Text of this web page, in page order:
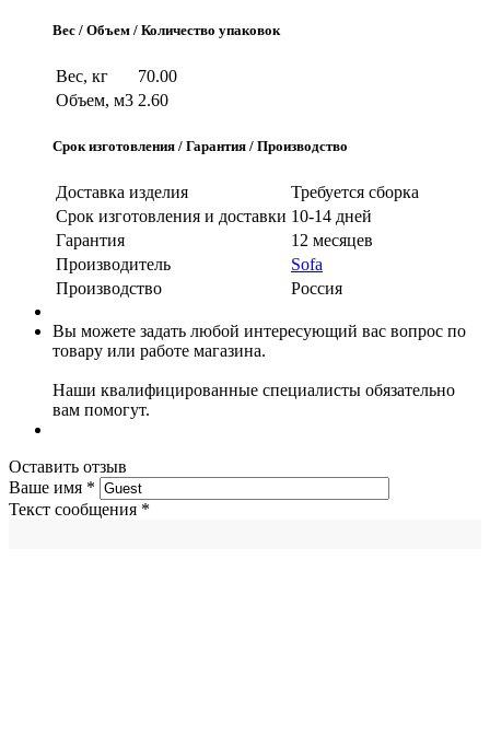
Вес / Объем / Количество упаковок
Вес, кг
70.00
Объем, м3 2.60
Срок изготовления / Гарантия / Производство
Доставка изделия
Требуется сборка
Срок изготовления и доставки 10-14 дней
Гарантия
12 месяцев
Производитель
Sofa
Производство
Россия
Вы можете задать любой интересующий вас вопрос по
товару или работе магазина.
Наши квалифицированные специалисты обязательно
вам помогут.
Оставить отзыв
Ваше имя *
Текст сообщения *